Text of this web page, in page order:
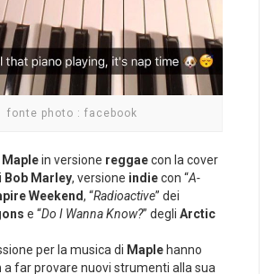
fonte photo : facebook
Maplein versione reggaecon la cover
Bob Marley, versione indiecon “A-
Weekend, “Radioactive” dei
e “Do I Wanna Know?” degli Arctic
per la musica di Maple hanno
a far provare nuovi strumenti alla sua